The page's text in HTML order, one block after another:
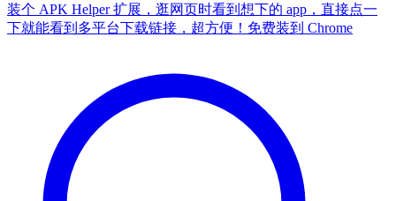
装个 APK Helper 扩展，逛网页时看到想下的 app，直接点一
下就能看到多平台下载链接，超方便！ 免费装到 Chrome